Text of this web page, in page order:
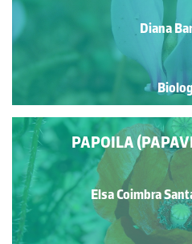
Diana
PAPOILA
Elsa Coimbra